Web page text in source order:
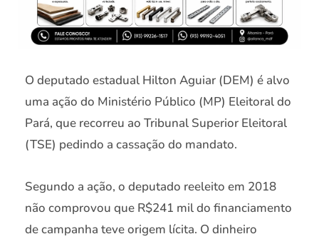
O deputado estadual Hilton Aguiar (DEM) é alvo
uma ação do Ministério Público (MP) Eleitoral do
Pará, que recorreu ao Tribunal Superior Eleitoral
(TSE) pedindo a cassação do mandato.
Segundo a ação, o deputado reeleito em 2018
não comprovou que R$241 mil do financiamento
de campanha teve origem lícita. O dinheiro